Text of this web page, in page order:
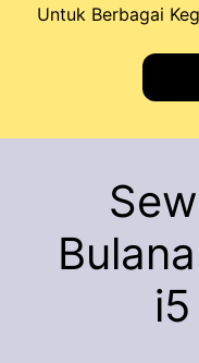
Untuk Berbagai